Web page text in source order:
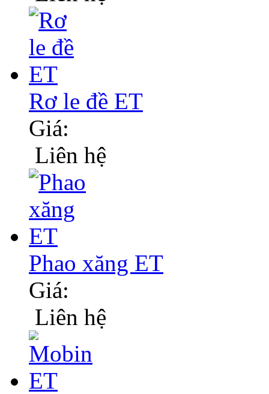
Rơ le đề ET
Giá:
Liên hệ
Phao xăng ET
Giá:
Liên hệ